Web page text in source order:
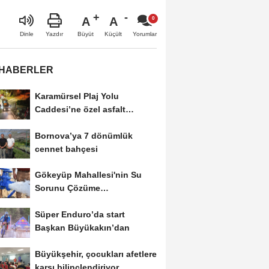
Dinle Yazdır
A
Büyüt
A
Küçült Yorumlar
Karamürsel Plaj Yolu
Caddesi’ne özel asfalt
Bornova’ya 7 dönümlük
cennet bahçesi
Gökeyüp Mahallesi'nin Su
Sorunu Çözüme
Süper Enduro’da start
Başkan Büyükakın’dan
Büyükşehir, çocukları afetlere